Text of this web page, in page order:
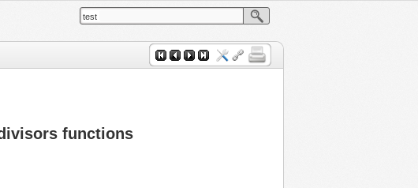
test
functions